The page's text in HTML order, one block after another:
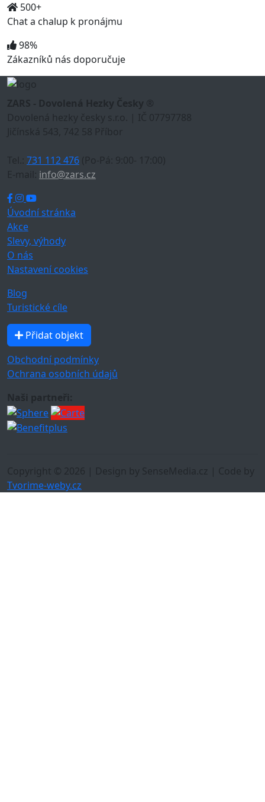
500+
Chat a chalup k pronájmu
98%
Zákazníků nás doporučuje
ZARS - Dovolená Hezky Česky ®
Dovolená hezky česky s.r.o. | IČ 07797788
Jičínská 543, 742 58 Příbor
Tel.: 731 112 476 (Po-Pá: 9:00- 17:00)
E-mail: info@zars.cz
Úvodní stránka
Akce
Slevy, výhody
O nás
Nastavení cookies
Blog
Turistické cíle
Přidat objekt
Obchodní podmínky
Ochrana osobních údajů
Naši partneři:
Copyright © 2026 | Design by SenseMedia.cz | Code by
Tvorime-weby.cz